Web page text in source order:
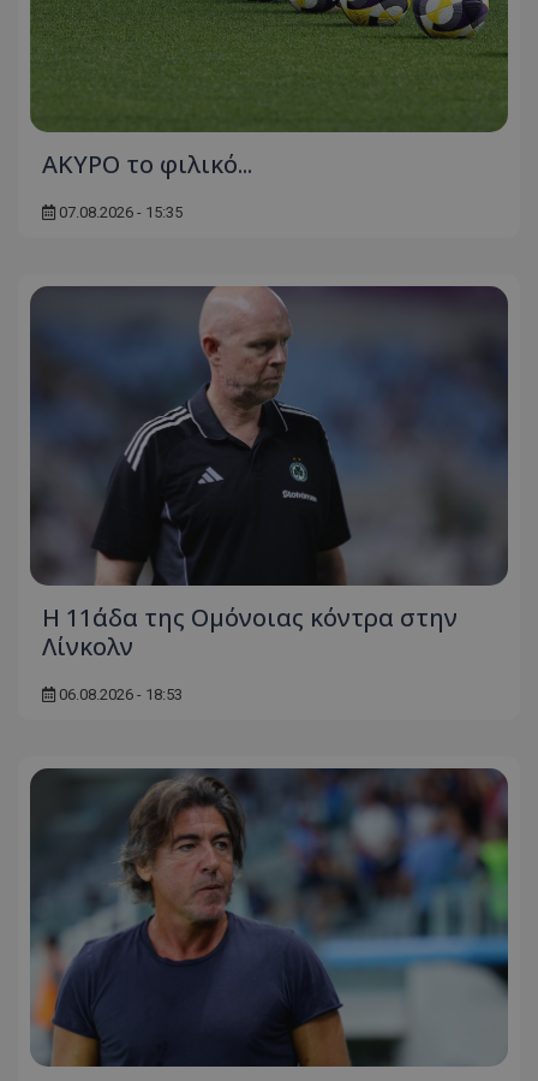
AKYΡΟ το φιλικό...
07.08.2026 - 15:35
Η 11άδα της Ομόνοιας κόντρα στην
Λίνκολν
06.08.2026 - 18:53